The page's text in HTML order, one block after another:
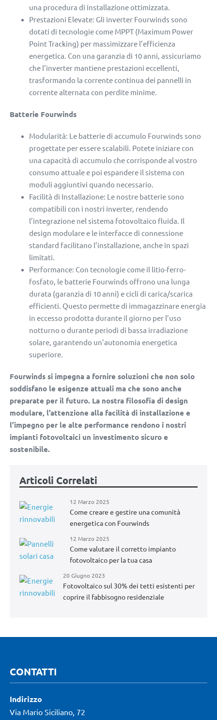
una procedura di installazione ottimizzata.
Prestazioni Elevate: Gli inverter Fourwinds sono
dotati di tecnologie come MPPT (Maximum Power
Point Tracking) per massimizzare l’efficienza
energetica. Con una garanzia di 10 anni, assicuriamo
che l’inverter mantiene prestazioni eccellenti,
trasformando la corrente continua dei pannelli in
corrente alternata con perdite minime.
Batterie Fourwinds
Modularità: Le batterie di accumulo Fourwinds sono
progettate per essere scalabili. Potete iniziare con
una capacità di accumulo che corrisponde al vostro
consumo attuale e poi espandere il sistema con
moduli aggiuntivi quando necessario.
Facilità di Installazione: Le nostre batterie sono
compatibili con i nostri inverter, rendendo
l’integrazione nel sistema fotovoltaico fluida. Il
design modulare e le interfacce di connessione
standard facilitano l’installazione, anche in spazi
limitati.
Performance: Con tecnologie come il litio-ferro-
fosfato, le batterie Fourwinds offrono una lunga
durata (garanzia di 10 anni) e cicli di carica/scarica
efficienti. Questo permette di immagazzinare energia
in eccesso prodotta durante il giorno per l’uso
notturno o durante periodi di bassa irradiazione
solare, garantendo un’autonomia energetica
superiore.
Fourwinds si impegna a fornire soluzioni che non solo
soddisfano le esigenze attuali ma che sono anche
preparate per il futuro. La nostra filosofia di design
modulare, l’attenzione alla facilità di installazione e
l’impegno per le alte performance rendono i nostri
impianti fotovoltaici un investimento sicuro e
sostenibile.
Articoli Correlati
12 Marzo 2025
Come creare e gestire una comunità
energetica con Fourwinds
12 Marzo 2025
Come valutare il corretto impianto
fotovoltaico per la tua casa
20 Giugno 2023
Fotovoltaico sul 30% dei tetti esistenti per
coprire il fabbisogno residenziale
CONTATTI
Indirizzo
Via Mario Siciliano, 72